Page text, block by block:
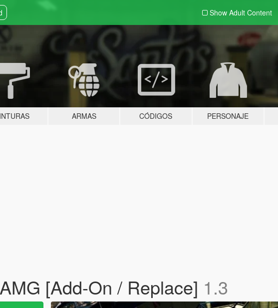
Show Adult Content
ARMAS CÓDIGOS PERSONAJE
[Add-On / Replace] 1.3